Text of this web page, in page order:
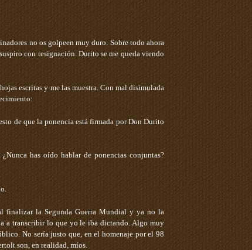
no os golpeen muy duro. Sobre todo ahora
con resignación. Durito se me queda viendo
escritas y me las muestra. Con mal disimulada
de que la ponencia está firmada por Don Durito
has oído hablar de ponencias conjuntas?
finalizar la Segunda Guerra Mundial y ya no la
a transcribir lo que yo le iba dictando. Algo muy
No sería justo que, en el homenaje por el 98
son, en realidad, míos.